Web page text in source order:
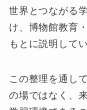
世界とつながる
け、博物館教育
もとに説明して
この整理を通し
の場ではなく、